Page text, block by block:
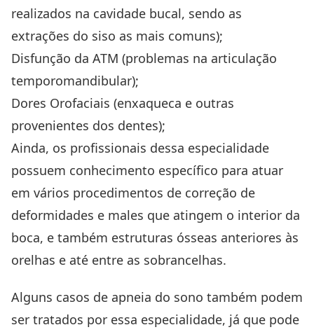
realizados na cavidade bucal, sendo as
extrações do siso as mais comuns);
Disfunção da ATM (problemas na articulação
temporomandibular);
Dores Orofaciais (enxaqueca e outras
provenientes dos dentes);
Ainda, os profissionais dessa especialidade
possuem conhecimento específico para atuar
em vários procedimentos de correção de
deformidades e males que atingem o interior da
boca, e também estruturas ósseas anteriores às
orelhas e até entre as sobrancelhas.
Alguns casos de apneia do sono também podem
ser tratados por essa especialidade, já que pode